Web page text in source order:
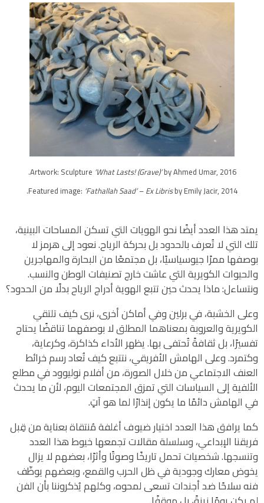
Artwork: Sculpture ‘What Lasts! (Grave)’by Ahmed Umar, 2016.
Featured image: ‘Fathallah Saad’–Ex Librisby Emily Jacir, 2014.
يمتد هذا العدد أيضًا نحو الهويات التي تسكن المساحات البينية،
تلك التي لا تُعرف بالحدود بل بحركة الرياح. نعود إلى هرمز لا
بوصفها ممرًا جيوسياسيًا، بل مجتمعًا من البحارة والمهاجرين
والحيوات الكويرية التي عاشت خارج تصنيفات الوطن والنسب.
ونتساءل: ماذا يحدث حين تتبع الهوية أدراج الرياح بدلًا من الحدود؟
وعلى الخشبة، في برلين وفي أماكن أخرى، نرى كيف تلتقي
الكويرية والعروبة بمعناهما المطلق لا بوصفهما تناقضًا يحتاج
تفسيرًا، بل ثقافةً تُحتفى بها. يظهر الأداء كذاكرة، وكرعاية،
وكتمرد. وعلى الهامش الأفريقي، نتتبع كيف تُعاد رسم خرائط
العنف الاجتماعي من خلال الصورة، من أفلام نوليوود في مطلع
الألفية إلى السياسات التي تمزق المجتمعات اليوم، لأن ما يحدث
في الهامش دائمًا ما يكون إنذارًا لما هو آتٍ.
كما يرافق هذا العدد اختيار ضيوف أغلفة مُنتقاة بعناية من قِبل
فريقنا الإبداعي، وسلسلة مقالات تجمعها خيوط هذا العدد
وتنسجها. شخصيات تحمل تاريخًا وصوتًا وأثرًا، بعضهم لا يزال
يخوض معارك وجودية في ظل الحرب والقمع، وبعضهم يوظّف
فنه سلاحًا ضد أجندات تسعى لمحوه، وكلهم يُذكروننا بأن الفن